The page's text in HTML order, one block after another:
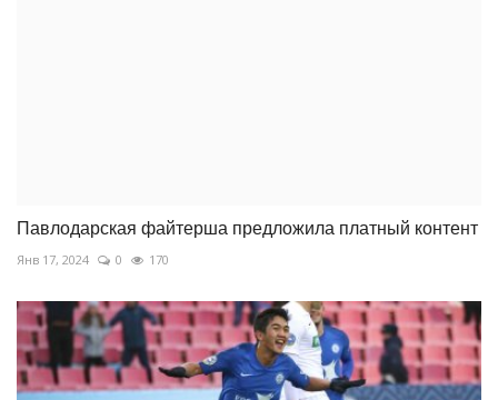
Павлодарская файтерша предложила платный контент
Янв 17, 2024 0 170